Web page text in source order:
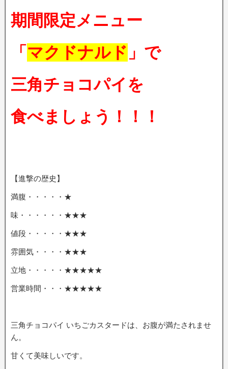
期間限定メニュー
「 マクドナルド 」で
三角チョコパイを
食べましょう！！！
【進撃の歴史】
満腹・・・・・★
味・・・・・・★★★
値段・・・・・★★★
雰囲気・・・・★★★
立地・・・・・★★★★★
営業時間・・・★★★★★
三角チョコパイ いちごカスタードは、お腹が満たされませ
ん。
甘くて美味しいです。